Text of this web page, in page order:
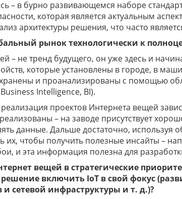
– в бурно развивающемся наборе
которая является актуальным
архитектуры решения, что часто
рынок технологически к
– не тренд будущего, он уже здесь и
которые установлены в городе, в
и проанализированы с помощью
Intelligence, BI).
проектов Интернета вещей
– на заводе присутствует
данные. Дальше достаточно, используя
их, чтобы получить полезные инсайты –
и эта информация полезна для
вещей в стратегические
включить IoT в свой фокус
сетевой инфраструктуры и т. д.)?